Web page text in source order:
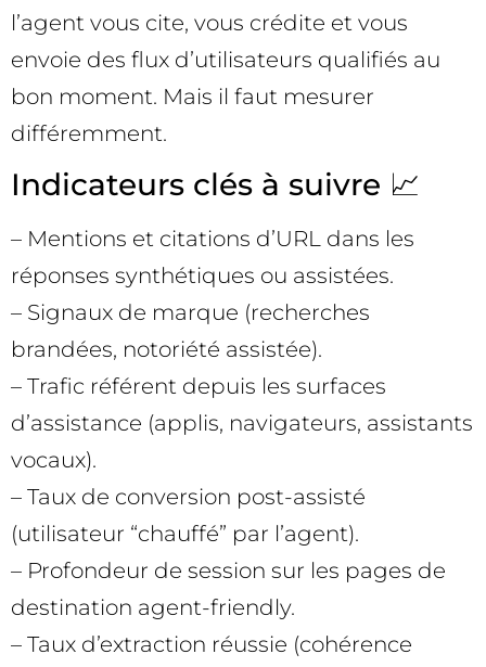
l’agent vous cite, vous crédite et vous
envoie des flux d’utilisateurs qualifiés au
bon moment. Mais il faut mesurer
différemment.
Indicateurs clés à suivre 📈
– Mentions et citations d’URL dans les
réponses synthétiques ou assistées.
– Signaux de marque (recherches
brandées, notoriété assistée).
– Trafic référent depuis les surfaces
d’assistance (applis, navigateurs, assistants
vocaux).
– Taux de conversion post-assisté
(utilisateur “chauffé” par l’agent).
– Profondeur de session sur les pages de
destination agent-friendly.
– Taux d’extraction réussie (cohérence